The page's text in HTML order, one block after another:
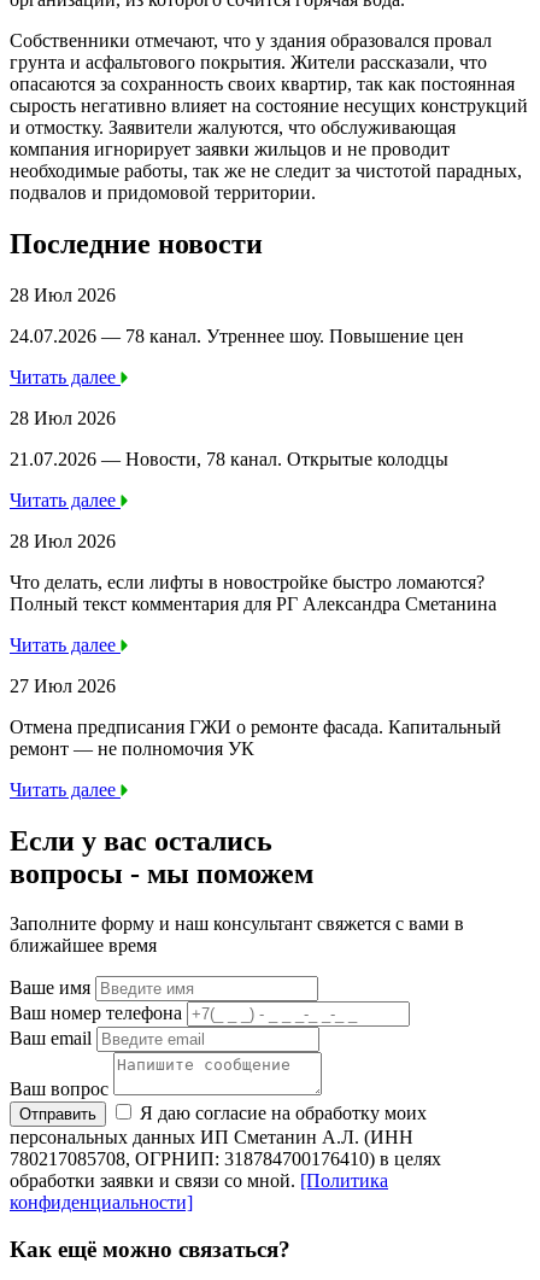
Собственники отмечают, что у здания образовался провал
грунта и асфальтового покрытия. Жители рассказали, что
опасаются за сохранность своих квартир, так как постоянная
сырость негативно влияет на состояние несущих конструкций
и отмостку. Заявители жалуются, что обслуживающая
компания игнорирует заявки жильцов и не проводит
необходимые работы, так же не следит за чистотой парадных,
подвалов и придомовой территории.
Последние новости
28 Июл 2026
24.07.2026 — 78 канал. Утреннее шоу. Повышение цен
Читать далее
28 Июл 2026
21.07.2026 — Новости, 78 канал. Открытые колодцы
Читать далее
28 Июл 2026
Что делать, если лифты в новостройке быстро ломаются?
Полный текст комментария для РГ Александра Сметанина
Читать далее
27 Июл 2026
Отмена предписания ГЖИ о ремонте фасада. Капитальный
ремонт — не полномочия УК
Читать далее
Если у вас остались
вопросы - мы поможем
Заполните форму и наш консультант свяжется с вами в
ближайшее время
Ваше имя
Ваш номер телефона
Ваш email
Ваш вопрос
Отправить
Я даю согласие на обработку моих
персональных данных ИП Сметанин А.Л. (ИНН
780217085708, ОГРНИП: 318784700176410) в целях
обработки заявки и связи со мной. [Политика
конфиденциальности]
Как ещё можно связаться?